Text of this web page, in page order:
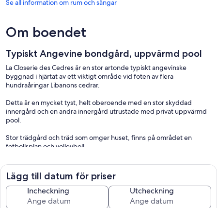
Se all information om rum och sängar
Om boendet
Typiskt Angevine bondgård, uppvärmd pool
La Closerie des Cedres är en stor artonde typiskt angevinske
byggnad i hjärtat av ett viktigt område vid foten av flera
hundraåringar Libanons cedrar.
Detta är en mycket tyst, helt oberoende med en stor skyddad
innergård och en andra innergård utrustade med privat uppvärmd
pool.
Stor trädgård och träd som omger huset, finns på området en
fotbollsplan och volleyboll.
Denna stora stuga har 5 sovrum och rymmer upp till 15 personer.
Det finns utomhus trädgårdsmöbler, grill, stolar vila, bordtennis,
gungor och spel för barn (sandlåda, etc ...)
Lägg till datum för priser
Incheckning Utcheckning